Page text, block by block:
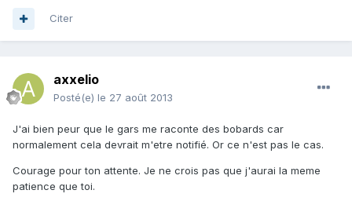
Citer
axxelio
Posté(e) le 27 août 2013
J'ai bien peur que le gars me raconte des bobards car
normalement cela devrait m'etre notifié. Or ce n'est pas le cas.
Courage pour ton attente. Je ne crois pas que j'aurai la meme
patience que toi.